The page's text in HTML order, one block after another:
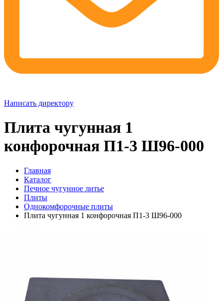
Написать директору
Плита чугунная 1
конфорочная П1-3 Ш96-000
Главная
Каталог
Печное чугунное литье
Плиты
Однокомфорочные плиты
Плита чугунная 1 конфорочная П1-3 Ш96-000